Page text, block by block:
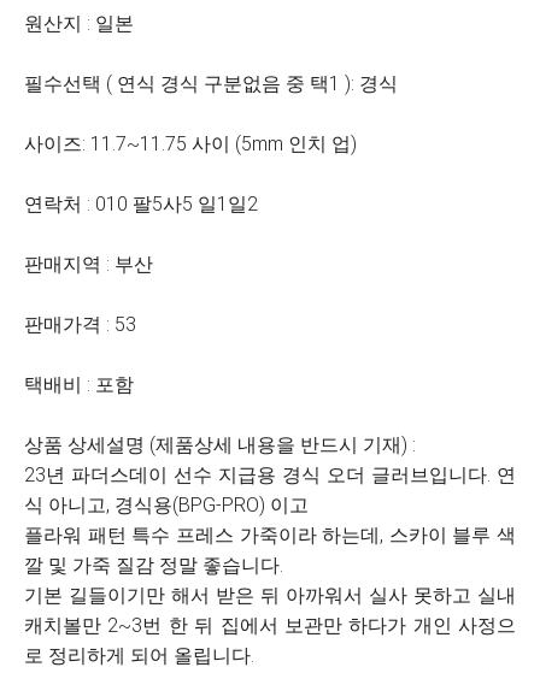
원산지 : 일본
필수선택 ( 연식 경식 구분없음 중 택1 ): 경식
사이즈: 11.7~11.75 사이 (5mm 인치 업)
연락처 : 010 팔5사5 일1일2
판매지역 : 부산
판매가격 : 53
택배비 : 포함
상품 상세설명 (제품상세 내용을 반드시 기재) :
23년 파더스데이 선수 지급용 경식 오더 글러브입니다. 연
식 아니고, 경식용(BPG-PRO) 이고
플라워 패턴 특수 프레스 가죽이라 하는데, 스카이 블루 색
깔 및 가죽 질감 정말 좋습니다.
기본 길들이기만 해서 받은 뒤 아까워서 실사 못하고 실내
캐치볼만 2~3번 한 뒤 집에서 보관만 하다가 개인 사정으
로 정리하게 되어 올립니다.